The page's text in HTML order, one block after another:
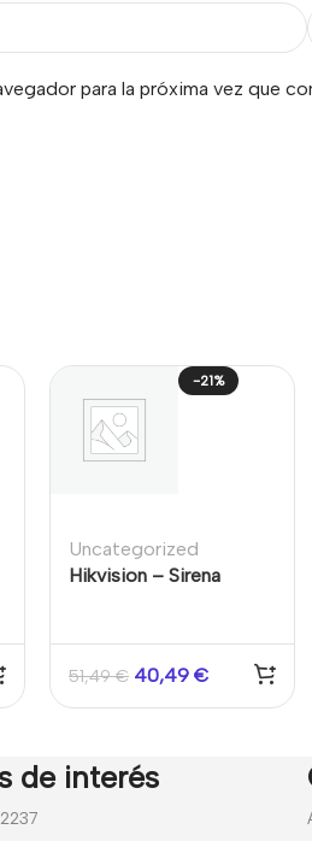
para la próxima vez que
-21%
Uncategorized
Hikvision – Sirena
51,49€ 40,49 €
de interés